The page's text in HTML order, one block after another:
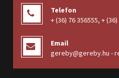
Telefon
+ (36) 76 356555, +
Email
gereby@gereby.hu -